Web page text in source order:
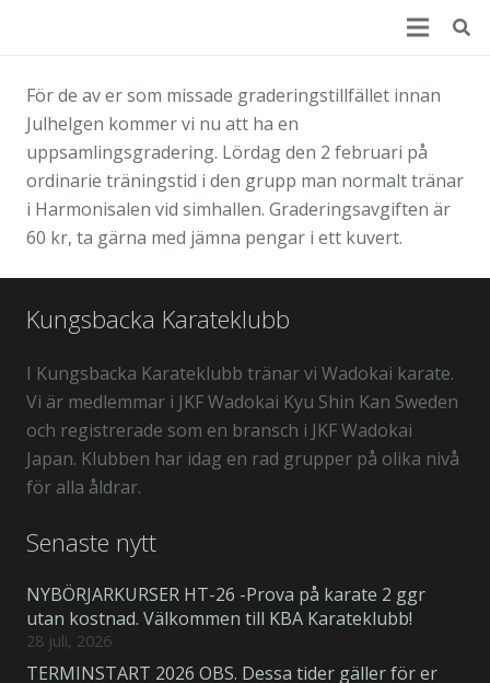
För de av er som missade graderingstillfället innan
Julhelgen kommer vi nu att ha en
uppsamlingsgradering. Lördag den 2 februari på
ordinarie träningstid i den grupp man normalt tränar
i Harmonisalen vid simhallen. Graderingsavgiften är
60 kr, ta gärna med jämna pengar i ett kuvert.
Kungsbacka Karateklubb
I Kungsbacka Karateklubb tränar vi Wadokai karate.
Vi är medlemmar i JKF Wadokai Kyu Shin Kan Sweden
och registrerade som en bransch i JKF Wadokai
Japan. Klubben har idag en rad grupper på olika nivå
för alla åldrar.
Senaste nytt
NYBÖRJARKURSER HT-26 -Prova på karate 2 ggr
utan kostnad. Välkommen till KBA Karateklubb!
28 juli, 2026
TERMINSTART 2026 OBS. Dessa tider gäller för er